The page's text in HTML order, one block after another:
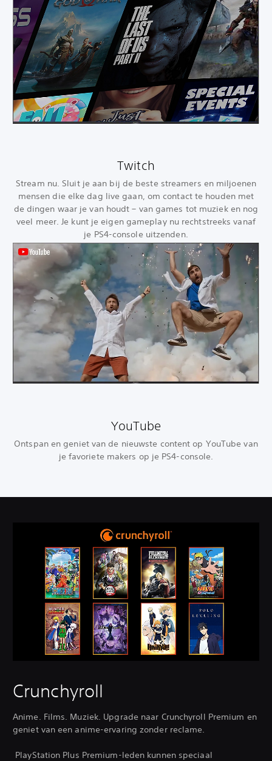
Twitch
Stream nu. Sluit je aan bij de beste streamers en miljoenen
mensen die elke dag live gaan, om contact te houden met
de dingen waar je van houdt – van games tot muziek en nog
veel meer. Je kunt je eigen gameplay nu rechtstreeks vanaf
je PS4-console uitzenden.
YouTube
Ontspan en geniet van de nieuwste content op YouTube van
je favoriete makers op je PS4-console.
Crunchyroll
Anime. Films. Muziek. Upgrade naar Crunchyroll Premium en
geniet van een anime-ervaring zonder reclame.
‎ PlayStation Plus Premium-leden kunnen speciaal